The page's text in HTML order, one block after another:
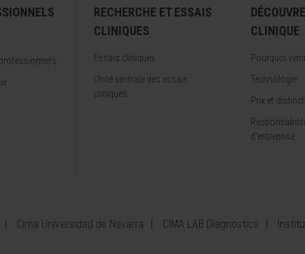
RECHERCHE ET ESSAIS
CLINIQUES
Essais cliniques
Unité centrale des essais
cliniques
CLINIQUE
Pourquoi
Technologie
Prix et
d'entreprise
Cima Universidad de Navarra CIMA LAB Diagnostics